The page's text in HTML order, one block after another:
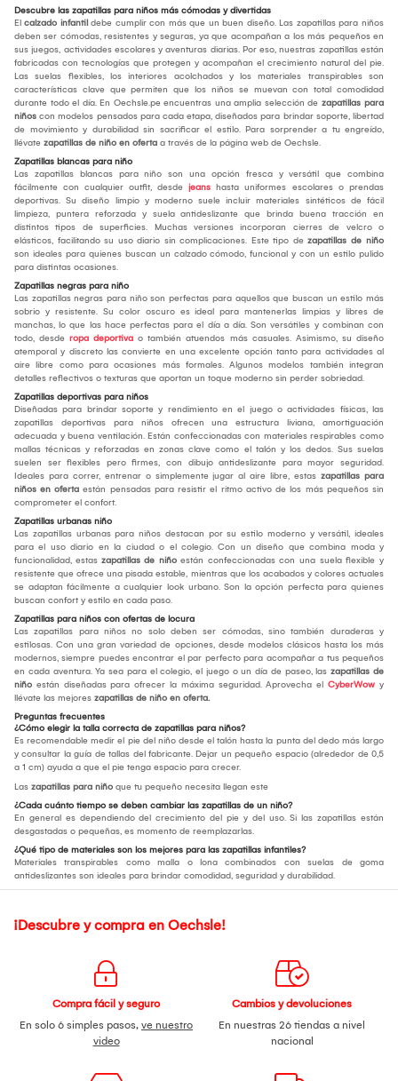
Descubre las zapatillas para niños más cómodas y divertidas
El calzado infantil debe cumplir con más que un buen diseño. Las zapatillas para niños
deben ser cómodas, resistentes y seguras, ya que acompañan a los más pequeños en
sus juegos, actividades escolares y aventuras diarias. Por eso, nuestras zapatillas están
fabricadas con tecnologías que protegen y acompañan el crecimiento natural del pie.
Las suelas flexibles, los interiores acolchados y los materiales transpirables son
características clave que permiten que los niños se muevan con total comodidad
durante todo el día. En Oechsle.pe encuentras una amplia selección de zapatillas para
niños con modelos pensados para cada etapa, diseñados para brindar soporte, libertad
de movimiento y durabilidad sin sacrificar el estilo. Para sorprender a tu engreído,
llévate zapatillas de niño en oferta a través de la página web de Oechsle.
Zapatillas blancas para niño
Las zapatillas blancas para niño son una opción fresca y versátil que combina
fácilmente con cualquier outfit, desde jeans hasta uniformes escolares o prendas
deportivas. Su diseño limpio y moderno suele incluir materiales sintéticos de fácil
limpieza, puntera reforzada y suela antideslizante que brinda buena tracción en
distintos tipos de superficies. Muchas versiones incorporan cierres de velcro o
elásticos, facilitando su uso diario sin complicaciones. Este tipo de zapatillas de niño
son ideales para quienes buscan un calzado cómodo, funcional y con un estilo pulido
para distintas ocasiones.
Zapatillas negras para niño
Las zapatillas negras para niño son perfectas para aquellos que buscan un estilo más
sobrio y resistente. Su color oscuro es ideal para mantenerlas limpias y libres de
manchas, lo que las hace perfectas para el día a día. Son versátiles y combinan con
todo, desde ropa deportiva o también atuendos más casuales. Asimismo, su diseño
atemporal y discreto las convierte en una excelente opción tanto para actividades al
aire libre como para ocasiones más formales. Algunos modelos también integran
detalles reflectivos o texturas que aportan un toque moderno sin perder sobriedad.
Zapatillas deportivas para niños
Diseñadas para brindar soporte y rendimiento en el juego o actividades físicas, las
zapatillas deportivas para niños ofrecen una estructura liviana, amortiguación
adecuada y buena ventilación. Están confeccionadas con materiales respirables como
mallas técnicas y reforzadas en zonas clave como el talón y los dedos. Sus suelas
suelen ser flexibles pero firmes, con dibujo antideslizante para mayor seguridad.
Ideales para correr, entrenar o simplemente jugar al aire libre, estas zapatillas para
niños en oferta están pensadas para resistir el ritmo activo de los más pequeños sin
comprometer el confort.
Zapatillas urbanas niño
Las zapatillas urbanas para niños destacan por su estilo moderno y versátil, ideales
para el uso diario en la ciudad o el colegio. Con un diseño que combina moda y
funcionalidad, estas zapatillas de niño están confeccionadas con una suela flexible y
resistente que ofrece una pisada estable, mientras que los acabados y colores actuales
se adaptan fácilmente a cualquier look urbano. Son la opción perfecta para quienes
buscan confort y estilo en cada paso.
Zapatillas para niños con ofertas de locura
Las zapatillas para niños no solo deben ser cómodas, sino también duraderas y
estilosas. Con una gran variedad de opciones, desde modelos clásicos hasta los más
modernos, siempre puedes encontrar el par perfecto para acompañar a tus pequeños
en cada aventura. Ya sea para el colegio, el juego o un día de paseo, las zapatillas de
niño están diseñadas para ofrecer la máxima seguridad. Aprovecha el CyberWow y
llévate las mejores zapatillas de niño en oferta.
Preguntas frecuentes
¿Cómo elegir la talla correcta de zapatillas para niños?
Es recomendable medir el pie del niño desde el talón hasta la punta del dedo más largo
y consultar la guía de tallas del fabricante. Dejar un pequeño espacio (alrededor de 0,5
a 1 cm) ayuda a que el pie tenga espacio para crecer.
Las zapatillas para niño que tu pequeño necesita llegan este
¿Cada cuánto tiempo se deben cambiar las zapatillas de un niño?
En general es dependiendo del crecimiento del pie y del uso. Si las zapatillas están
desgastadas o pequeñas, es momento de reemplazarlas.
¿Qué tipo de materiales son los mejores para las zapatillas infantiles?
Materiales transpirables como malla o lona combinados con suelas de goma
antideslizantes son ideales para brindar comodidad, seguridad y durabilidad.
¡Descubre y compra en Oechsle!
Compra fácil y seguro
En solo 6 simples pasos, ve nuestro
video
Cambios y devoluciones
En nuestras 26 tiendas a nivel
nacional